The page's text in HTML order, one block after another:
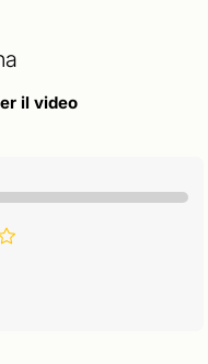
il video